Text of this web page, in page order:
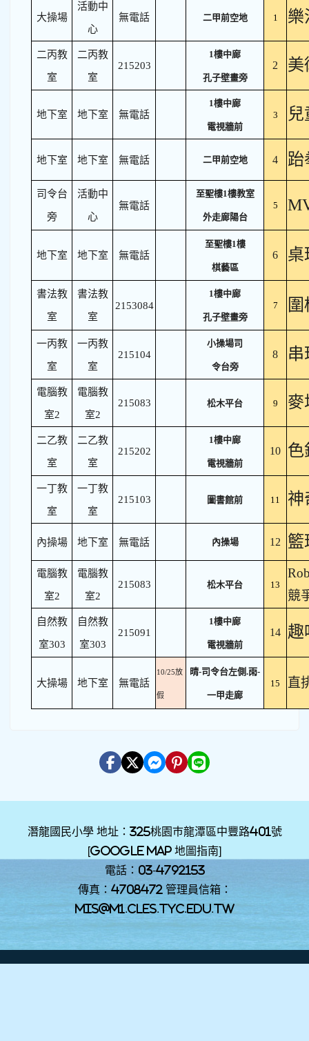
大操場
活動中
心
無電話 二甲前空地 1 樂
二丙教
室
二丙教
室
215203
1樓中廊
孔子壁畫旁
2 美
地下室 地下室 無電話
1樓中廊
電視牆前
3
地下室 地下室 無電話 二甲前空地 4 跆
司令台
旁
活動中
心
無電話
至聖樓1樓教室
外走廊陽台
5
地下室 地下室 無電話
至聖樓1樓
棋藝區
6 桌
書法教
室
書法教
室
2153084
1樓中廊
孔子壁畫旁
7
一丙教
室
一丙教
室
215104
小操場司
令台旁
8 串
電腦教
室2
電腦教
室2
215083 松木平台 9 麥
二乙教
室
二乙教
室
215202
1樓中廊
電視牆前
10 色
一丁教
室
一丁教
室
215103 圖書館前 11 神
內操場 地下室 無電話 內操場 12 籃
電腦教
室2
電腦教
室2
215083 松木平台 13
競
自然教
室303
自然教
室303
215091
1樓中廊
電視牆前
14 趣
大操場 地下室 無電話
10/25放
假
晴-司令台左側.雨-
一甲走廊
15 直
潛龍國民小學 地址：325桃園巿龍潭區中豐路401號
[Google Map 地圖指南]
電話：03-4792153
傳真：4708472 管理員信箱：
mis@m1.cles.tyc.edu.tw